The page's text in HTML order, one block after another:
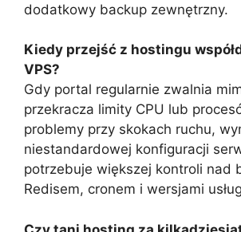
dodatkowy backup zewnętrzny.
Kiedy przejść z hostingu
VPS?
Gdy portal regularnie zwalnia
przekracza limity CPU lub
problemy przy skokach ruchu,
niestandardowej konfiguracji
potrzebuje większej kontroli nad
Redisem, cronem i wersjami